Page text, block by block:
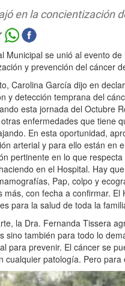
en la concientización
Municipal se unió al evento
y prevención del cáncer
Carolina García dijo en
y detección temprana del
esta jornada del Octubre
enfermedades que tiene
En esta oportunidad,
arterial y para ello están en
pertinente en lo que
en el Hospital. Hay
Pap, colpo y
más, con fecha a confirmar.
para la salud de toda la
la Dra. Fernanda Tissera
sino también para todo lo
para prevenir. El cáncer se
cualquier patología. Pero